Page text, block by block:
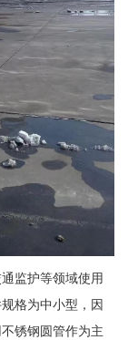
监护等领域使用
格为中小型，因
锈钢圆管作为主